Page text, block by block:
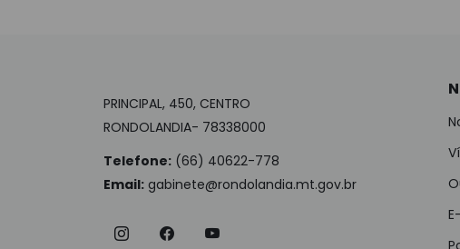
PRINCIPAL, 450, CENTRO
RONDOLANDIA- 78338000
Telefone: (66) 40622-778
Email: gabinete@rondolandia.mt.gov.br